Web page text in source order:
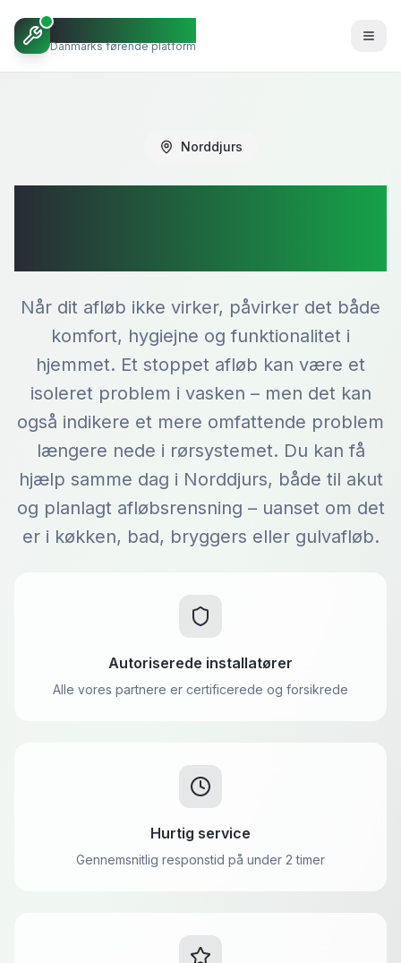
VVSBob
Danmarks førende platform
Norddjurs
Når dit afløb ikke virker, påvirker det både
komfort, hygiejne og funktionalitet i
hjemmet. Et stoppet afløb kan være et
isoleret problem i vasken – men det kan
også indikere et mere omfattende problem
længere nede i rørsystemet. Du kan få
hjælp samme dag i Norddjurs, både til akut
og planlagt afløbsrensning – uanset om det
er i køkken, bad, bryggers eller gulvafløb.
Autoriserede installatører
Alle vores partnere er certificerede og forsikrede
Hurtig service
Gennemsnitlig responstid på under 2 timer